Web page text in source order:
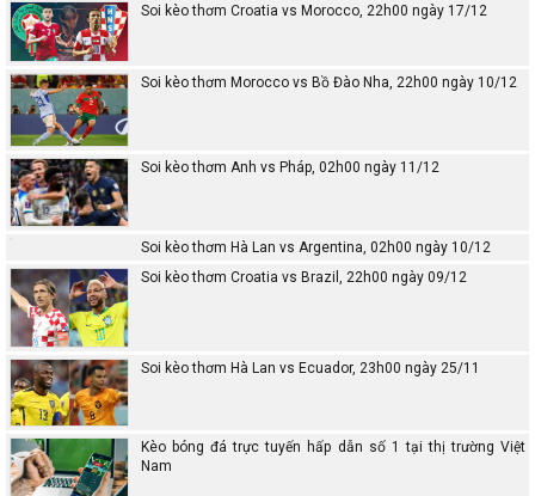
Soi kèo thơm Croatia vs Morocco, 22h00 ngày 17/12
Soi kèo thơm Morocco vs Bồ Đào Nha, 22h00 ngày 10/12
Soi kèo thơm Anh vs Pháp, 02h00 ngày 11/12
Soi kèo thơm Hà Lan vs Argentina, 02h00 ngày 10/12
Soi kèo thơm Croatia vs Brazil, 22h00 ngày 09/12
Soi kèo thơm Hà Lan vs Ecuador, 23h00 ngày 25/11
Kèo bóng đá trực tuyến hấp dẫn số 1 tại thị trường Việt
Nam